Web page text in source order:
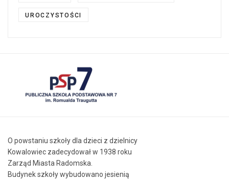
UROCZYSTOŚCI
O powstaniu szkoły dla dzieci z dzielnicy
Kowalowiec zadecydował w 1938 roku
Zarząd Miasta Radomska.
Budynek szkoły wybudowano jesienią